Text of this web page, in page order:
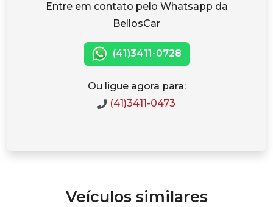
Entre em contato pelo Whatsapp da
BellosCar
(41)3411-0728
Ou ligue agora para:
(41)3411-0473
Veículos similares